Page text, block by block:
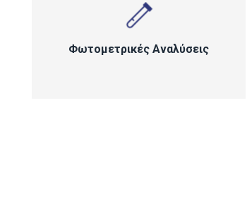
Φωτομετρικές Αναλύσεις